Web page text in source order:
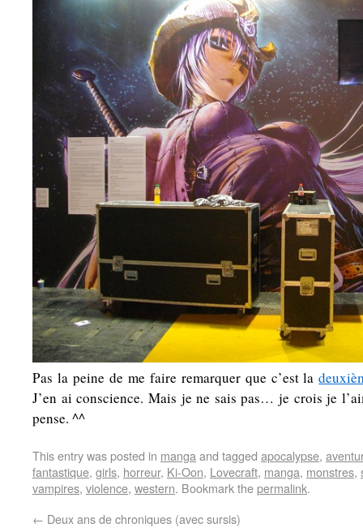
Pas la peine de me faire remarquer que c’est la
J’en ai conscience. Mais je ne sais pas… je crois je
pense. ^^
This entry was posted in manga and tagged apocalypse,
fantastique, girls, horreur, Ki-Oon, Lovecraft, manga, monstres,
vampires, violence, western. Bookmark thepermalink.
← Deux ans de chroniques (avec sursis)